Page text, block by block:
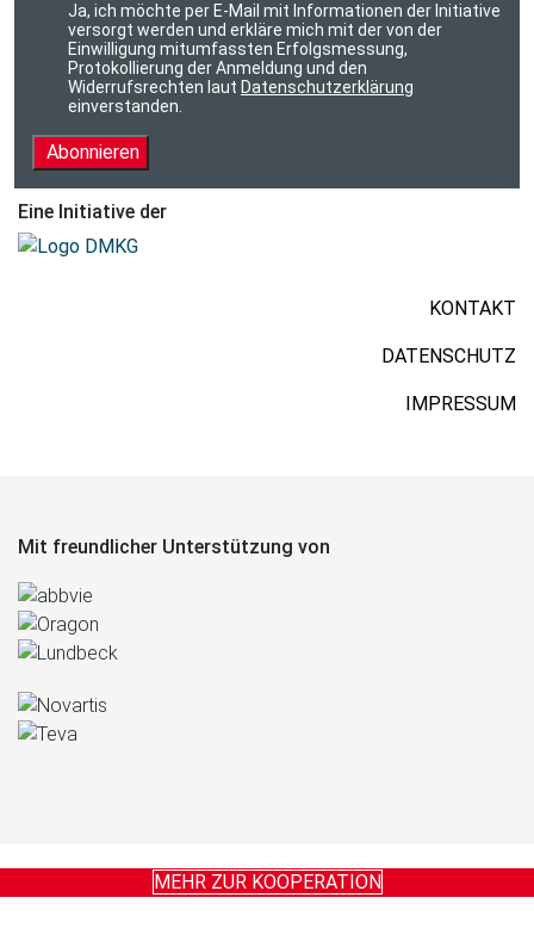
Ja, ich möchte per E-Mail mit Informationen der Initiative
versorgt werden und erkläre mich mit der von der
Einwilligung mitumfassten Erfolgsmessung,
Protokollierung der Anmeldung und den
Widerrufsrechten laut Datenschutzerklärung
einverstanden.
Abonnieren
Eine Initiative der
KONTAKT
DATENSCHUTZ
IMPRESSUM
Mit freundlicher Unterstützung von
MEHR ZUR KOOPERATION